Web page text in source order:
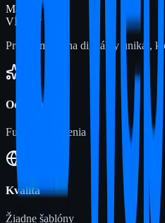
Máte
VÍZIU?
Premeňme ju na digitálny unikát,
Odbornosť
Full-stack riešenia
Kvalita
Žiadne šablóny